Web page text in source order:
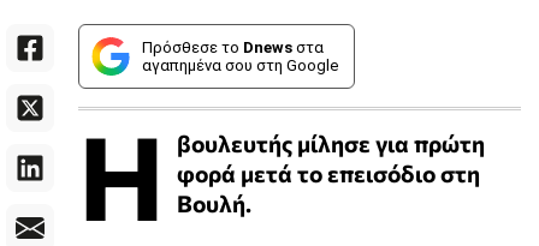
Πρόσθεσε το Dnews στα
αγαπημένα σου στη Google
Η
βουλευτής μίλησε για πρώτη
φορά μετά το επεισόδιο στη
Βουλή.